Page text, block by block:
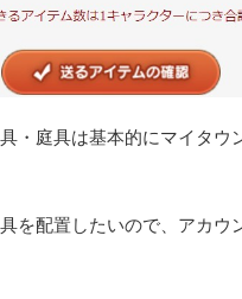
・庭具は基本的にマイタウ
を配置したいので、アカウ